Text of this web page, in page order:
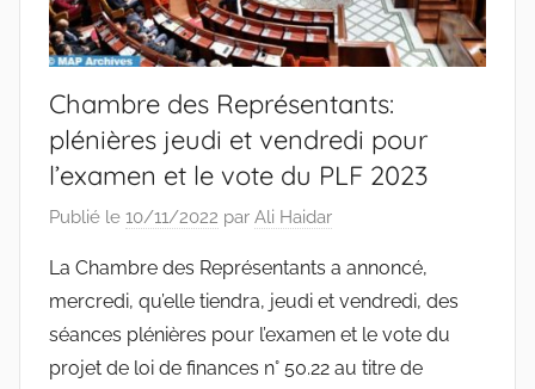
Chambre des Représentants:
plénières jeudi et vendredi pour
l’examen et le vote du PLF 2023
Publié le 10/11/2022 par Ali Haidar
La Chambre des Représentants a annoncé,
mercredi, qu’elle tiendra, jeudi et vendredi, des
séances plénières pour l’examen et le vote du
projet de loi de finances n° 50.22 au titre de